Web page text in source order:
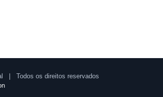
| Todos os direitos reservados